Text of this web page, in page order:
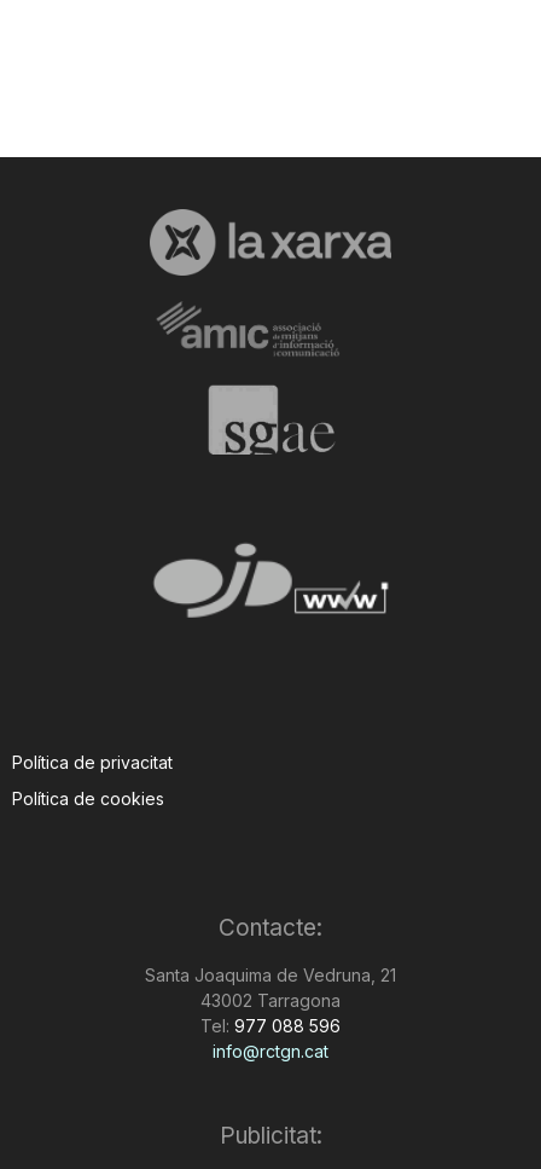
Política de privacitat
Política de cookies
Contacte:
Santa Joaquima de Vedruna, 21
43002 Tarragona
Tel: 977 088 596
info@rctgn.cat
Publicitat: